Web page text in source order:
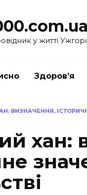
у житті
Здоров’я
ВИЗНАЧЕННЯ,
хан: